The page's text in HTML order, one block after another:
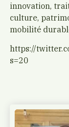
innovation,
culture,
mobilité
https://
s=20